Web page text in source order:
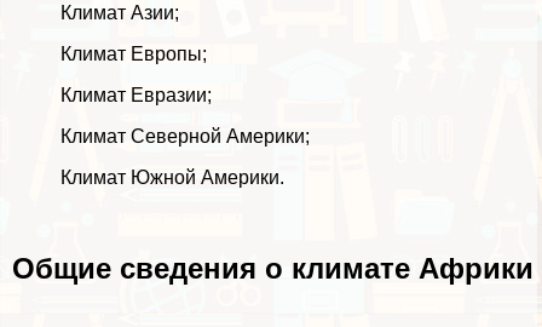
Климат Азии;
Климат Европы;
Климат Евразии;
Климат Северной Америки;
Климат Южной Америки.
Общие сведения о климате Африки